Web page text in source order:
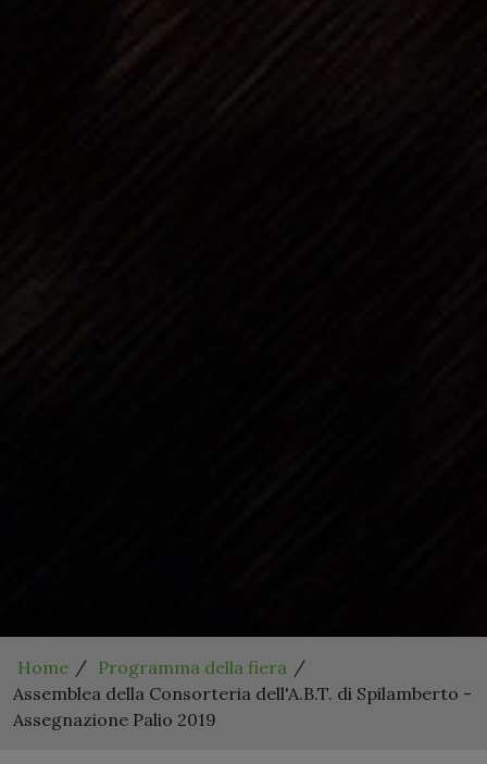
Home
Programma della fiera
Assemblea della Consorteria dell'A.B.T. di Spilamberto -
Assegnazione Palio 2019